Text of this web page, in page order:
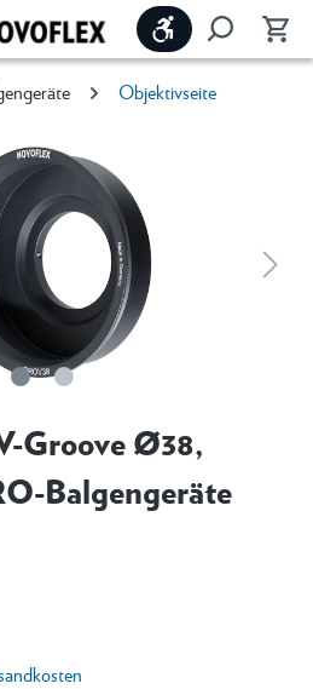
Werkzeugleiste
Objektivseite
Groove Ø38,
Balgengeräte